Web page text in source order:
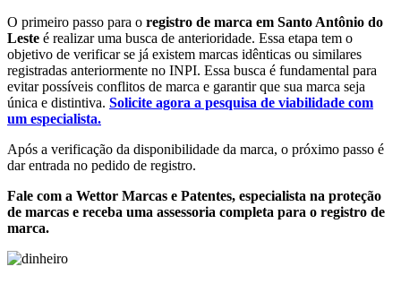
O primeiro passo para o registro de marca em Santo Antônio do
Leste é realizar uma busca de anterioridade. Essa etapa tem o
objetivo de verificar se já existem marcas idênticas ou similares
registradas anteriormente no INPI. Essa busca é fundamental para
evitar possíveis conflitos de marca e garantir que sua marca seja
única e distintiva. Solicite agora a pesquisa de viabilidade com
um especialista.
Após a verificação da disponibilidade da marca, o próximo passo é
dar entrada no pedido de registro.
Fale com a Wettor Marcas e Patentes, especialista na proteção
de marcas e receba uma assessoria completa para o registro de
marca.